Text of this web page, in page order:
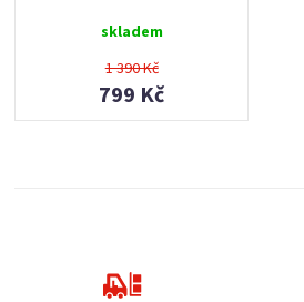
skladem
1 390 Kč
799 Kč